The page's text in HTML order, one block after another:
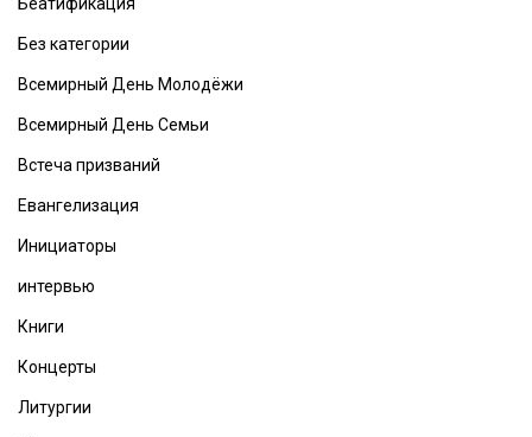
Без категории
Всемирный День Молодёжи
Всемирный День Семьи
Встеча призваний
Евангелизация
Инициаторы
интервью
Книги
Концерты
Литургии